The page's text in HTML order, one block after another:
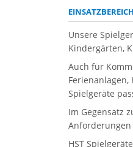
EINSATZBEREICH
Unsere
Kindergärten,
Auch für
Spielgeräte
Im Gegensatz
HST